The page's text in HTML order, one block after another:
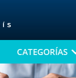
nuestro nuevo
blog y recibe
CATEGORÍAS